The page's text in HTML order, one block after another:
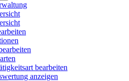
bearbeiten
anzeigen